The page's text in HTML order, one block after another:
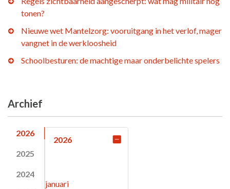
tonen?
Nieuwe wet Mantelzorg: vooruitgang in het verlof, mager
vangnet in de werkloosheid
Schoolbesturen: de machtige maar onderbelichte spelers
Archief
2026
2025
2024
2026
januari